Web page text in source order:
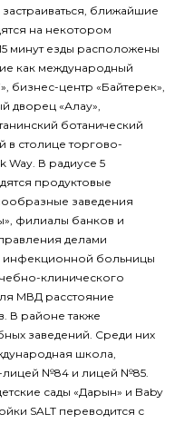
застраиваться, ближайшие
на некотором
минут езды расположены
как международный
бизнес-центр «Байтерек»,
дворец «Алау»,
ботанический
в столице торгово-
Way. В радиусе 5
продуктовые
заведения
филиалы банков и
делами
инфекционной больницы
клинического
МВД расстояние
В районе также
заведений. Среди них
школа,
лицей №84 и лицей №85.
сады «Дарын» и Baby
SALT переводится с